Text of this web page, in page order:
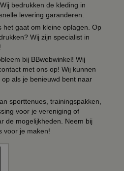
bedrukken de kleding in
levering garanderen.
het gaat om kleine oplagen. Op
Wij zijn specialist in
bij BBwebwinkel! Wij
met ons op! Wij kunnen
als je benieuwd bent naar
sporttenues, trainingspakken,
voor je vereniging of
de mogelijkheden. Neem bij
voor je maken!